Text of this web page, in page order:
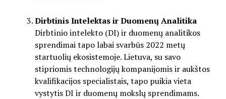
Dirbtinis Intelektas ir Duomenų Analitika
Dirbtinio intelekto (DI) ir duomenų analitikos
sprendimai tapo labai svarbūs 2022 metų
startuolių ekosistemoje. Lietuva, su savo
stipriomis technologijų kompanijomis ir aukštos
kvalifikacijos specialistais, tapo puikia vieta
vystytis DI ir duomenų mokslų sprendimams.